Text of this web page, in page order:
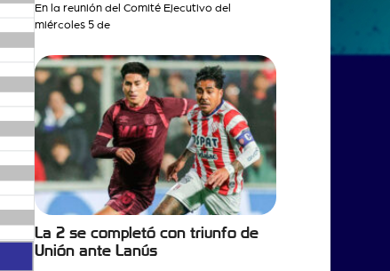
En la reunión del Comité Ejecutivo del
miércoles 5 de
La 2 se completó con triunfo de
Unión ante Lanús